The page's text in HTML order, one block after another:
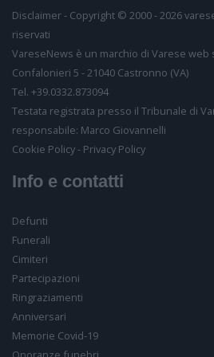
Inserisci il tuo nome
Inserisci il tuo email
Inserisci il testo
Consenso al
Desideriamo farti sapere come
ogni momento visionarli e
Acconsento al trattamento dei
sensi dell’art. 7 del GDPR per le
Disclaimer - Copyright © 2000 - 2026
riservati
VareseNews è un marchio di Varese web
Confalonieri 5 - 21040 Castronno (VA)
Tel. +39.0332.873094
Testata registrata presso il Tribunale di
responsabile: Marco Giovannelli
Cookie Policy- Privacy Policy
Info e contatti
Defunti
Funerali
Cimiteri
Partecipazioni
Ringraziamenti
Anniversari
Memorie Covid-19